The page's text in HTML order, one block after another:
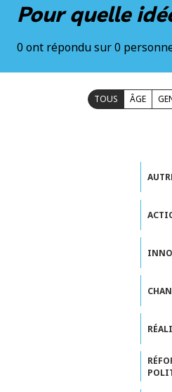
Pour quelle
0 ont répondu sur 0
TOUS ÂGE